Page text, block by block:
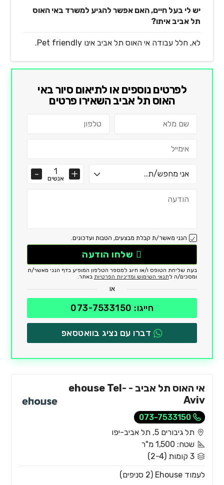
יש לי בעל חיים, האם אפשר להגיע למשרד באי האוס
תל אביב איתו?
לא, חלל עבודה אי האוס תל אביב אינו Pet friendly.
לפרטים נוספים או לתיאום סיור באי
האוס תל אביבהשאירו פרטים
אנשים
הנני מאשר/ת קבלת מבצעים, הטבות ועדכונים.
שלחו הודעה
בעת שליחת הטופס ו/או חיוג למספר הטלפון המופיע בדף הנני מאשר/ת
ומסכים/ה לתנאי השימוש ומדיניות הפרטיות באתר.
או
חייגו: 073-7533150
דברו עם נציג בוואטסאפ
אי האוס תל אביב - ehouse Tel-
Aviv
073-7533150
תל גיבורים 5, תל אביב-יפו
שטח: 1,500 מ"ר
3 קומות (2-4)
לעמוד Ehouse (2 סניפים)